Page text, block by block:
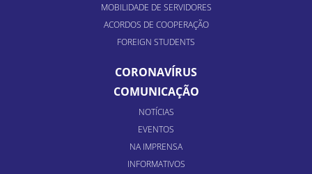
MOBILIDADE DE SERVIDORES
ACORDOS DE COOPERAÇÃO
FOREIGN STUDENTS
CORONAVÍRUS
COMUNICAÇÃO
NOTÍCIAS
EVENTOS
NA IMPRENSA
INFORMATIVOS